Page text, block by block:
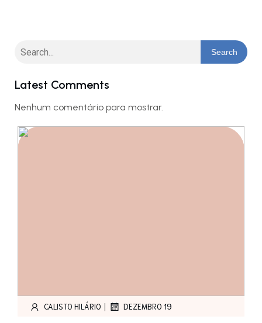
Search
Latest Comments
Nenhum comentário para mostrar.
CALISTO HILÁRIO | DEZEMBRO 19